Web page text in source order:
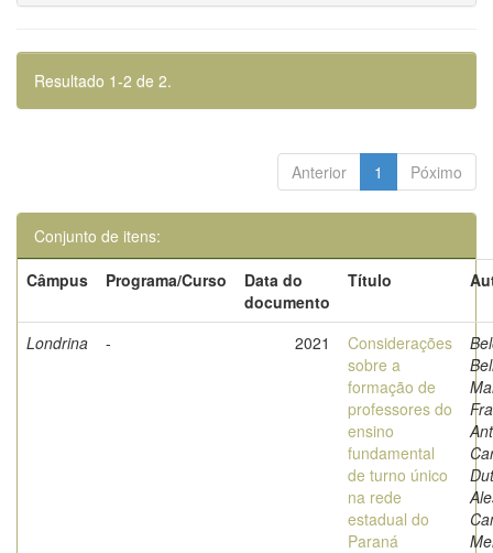
Resultado 1-2 de 2.
Anterior 1 Póximo
Conjunto de itens:
Câmpus
Programa/Curso
Data do
documento
Título
Londrina - 2021
Considerações
sobre a
formação de
professores do
ensino
fundamental
de turno único
na rede
estadual do
Paraná